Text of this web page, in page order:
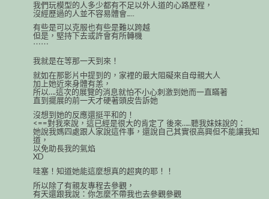
我們玩模型的人多少都有不足以外人道的心路歷程，
沒經歷過的人並不容易體會…..
有些是可以克服也有些是難以跨越
但是，堅持下去或許會有所轉機
⋯⋯
我就是在等那一天到來！
就如在那影片中提到的，家裡的最大阻礙來自母親大人
加上她近來身體有恙，
所以….這次的展覽的消息就怕不小心刺激到她而一直瞞著
直到擺展的前一天才硬著頭皮告訴她
沒想到她的反應還挺平和的！
<==對我來說，這已經是很大的肯定了 後來…..聽我妹妹說的：
她說我媽四處跟人家說這件事，還說自己其實很高興但不能讓我知
道 ，
以免助長我的氣焰
XD
哇塞！知道她能這麼想真的超爽的耶！！
所以除了有親友專程去參觀，
有天還跟我說：你怎麼不帶我也去參觀參觀